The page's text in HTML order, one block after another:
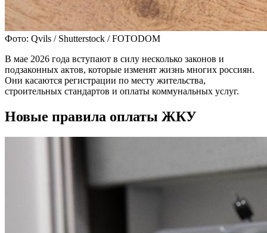
Фото: Qvils / Shutterstock / FOTODOM
В мае 2026 года вступают в силу несколько законов и
подзаконных актов, которые изменят жизнь многих россиян.
Они касаются регистрации по месту жительства,
строительных стандартов и оплаты коммунальных услуг.
Новые правила оплаты ЖКУ